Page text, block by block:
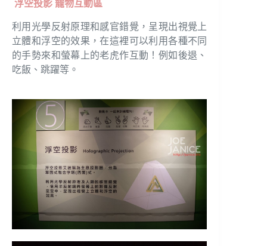
浮空投影 寵物互動區
利用光學反射原理和感官錯覺，呈現出視覺上
立體和浮空的效果，在這裡可以利用各種不同
的手勢來和螢幕上的老虎作互動！例如後退、
吃飯、跳躍等。